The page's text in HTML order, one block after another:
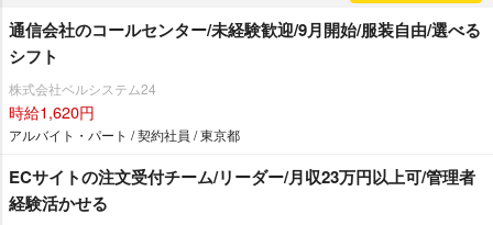
通信会社のコールセンター/未経験歓迎/9月開始/服装自由/選べる
シフト
株式会社ベルシステム24
時給1,620円
アルバイト・パート / 契約社員 / 東京都
ECサイトの注文受付チーム/リーダー/月収23万円以上可/管理者
経験活かせる